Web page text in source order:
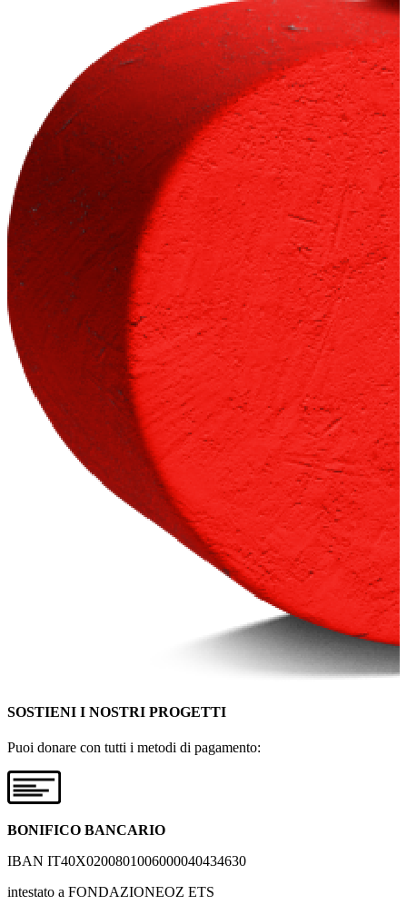
SOSTIENI I NOSTRI PROGETTI
Puoi donare con tutti i metodi di pagamento:
BONIFICO BANCARIO
IBAN IT40X0200801006000040434630
intestato a FONDAZIONEOZ ETS